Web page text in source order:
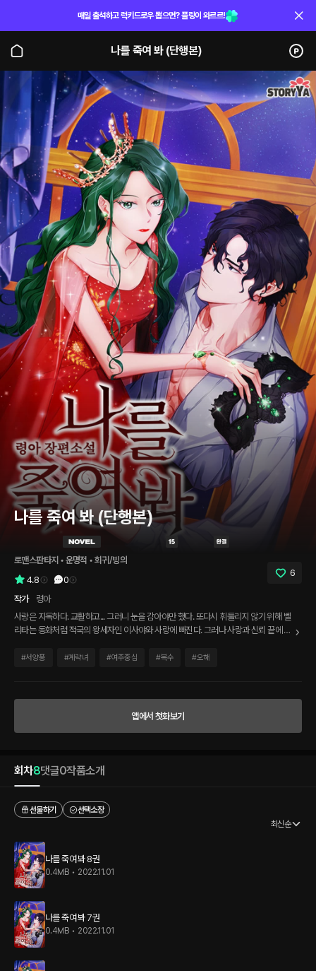
매일 출석하고 럭키드로우 뽑으면? 플링이 와르르!
나를 죽여 봐 (단행본)
나를 죽여 봐 (단행본)
로맨스판타지 • 운명적 • 회귀/빙의
4.8
0
6
작가
령아
사랑은 지독하다. 교활하고... 그러니 눈을 감아야만 했다. 또다시 휘둘리지 않기 위해 벨
리타는 동화처럼 적국의 왕세자인 이사야와 사랑에 빠진다. 그러나 사랑과 신뢰 끝에 돌
간, 저를 바라보며 웃고 있는 한 남자... -내 마음을 희롱하고 우습게 여긴 대가, 피로 받아
은 사랑에 빠지지만, 벨리타의 목적이 무엇인지 눈치채게 된다. “벨리타. 날 사랑하는 것
도, 네 계획의 일부였어?” 벨리타는 눈을 돌려야만 했다. 사랑에 잡아먹히지 않기 위해.
#서양풍 #계략녀 #여주중심 #복수 #오해
앱에서 첫화보기
회차8댓글0작품소개
선물하기
선택소장
최신순
나를 죽여 봐 8권
0.4MB • 2022.11.01
나를 죽여 봐 7권
0.4MB • 2022.11.01